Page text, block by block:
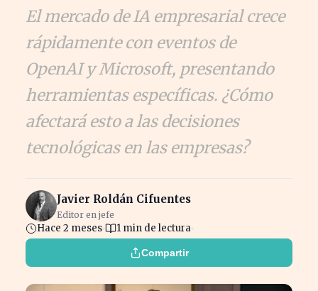
El mercado de IA empresarial crece
rápidamente con eventos de
OpenAI y Microsoft, presentando
herramientas específicas. ¿Cómo
afectará esto a las decisiones
tecnológicas en las empresas?
Javier Roldán Cifuentes
Editor en jefe
Hace 2 meses 1 min de lectura
Compartir